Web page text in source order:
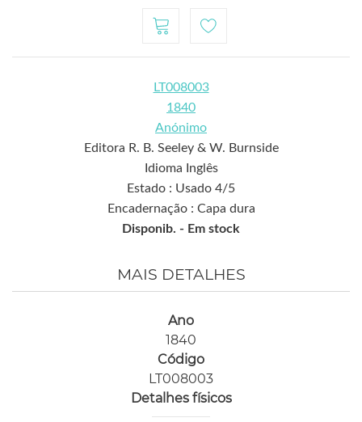
LT008003
1840
Anónimo
Editora R. B. Seeley & W. Burnside
Idioma Inglês
Estado : Usado 4/5
Encadernação : Capa dura
Disponib. - Em stock
MAIS DETALHES
Ano
1840
Código
LT008003
Detalhes físicos